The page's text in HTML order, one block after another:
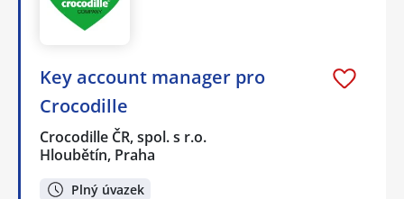
Key account manager pro
Crocodille
Crocodille ČR, spol. s r.o.
Hloubětín, Praha
Plný úvazek